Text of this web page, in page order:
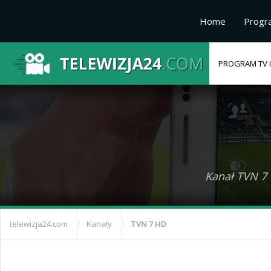
PROGRAM TV
Home
telewizja24.com Kanały TVN 7 HD
Kanał TVN